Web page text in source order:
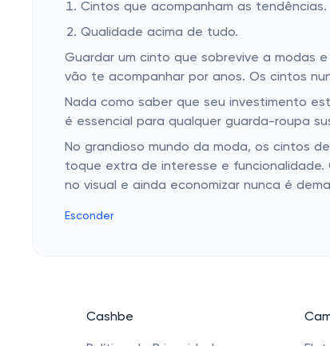
Cintos que acompanham as tendências.
Qualidade acima de tudo.
Guardar um cinto que sobrevive a modas
vão te acompanhar por anos. Os cintos
Nada como saber que seu investimento
é essencial para qualquer guarda-roupa
No grandioso mundo da moda, os cintos
toque extra de interesse e funcionalidade.
no visual e ainda economizar nunca é
Esconder
Cashbe